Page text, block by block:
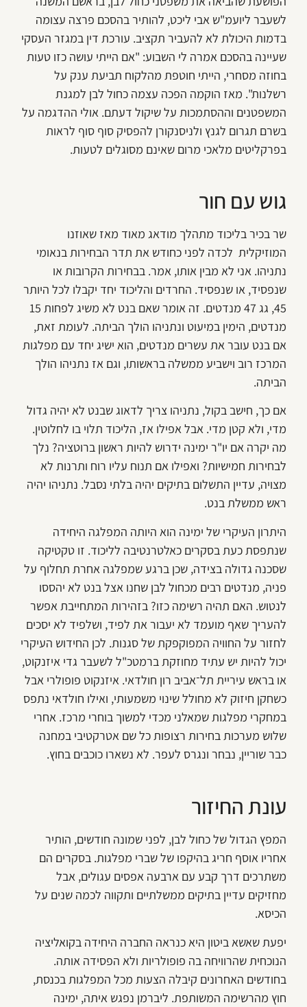
לשעבר ליועמ"ש אבי ליכט, להותיר בהסכם פרצה עצומה
בדמות היכולת לא להעביר תקציב. עורכת דין במגזר העסקי
שעיינה בהסכם אמרה לי השבוע: "אם הייתי עושה כזו טעות
בחוזה מסחרי, הייתי חוטפת מהלקוח תביעת ענק על
רשלנות". מאז הוקמה הפכה עצמה כחול לבן למגנת
המשפטנים וההסתמכות על שיקול דעתם. אולי ההדגמה על
בשרם תגרום לגנץ ולניסנקורן להפסיק סוף סוף לראות
בפרקליטים מלאכי מרום שאינם מסוגלים לטעות.
גוש עם חור
שר בכיר בליכוד מתהלך מודאג מאוד מאז שאוזנו
המוזיקלית לכדה לפני כחודש את תדר הבחירות בנאומי
נתניהו. אני לא מבין אותו, אמר. בבחירות הקרובות או
שנפסיד, או שנפסיד. החרדים והליכוד יחד יקבלו לכל היותר
45, גג 47 מנדטים. זה אומר שאם בנט לא משיג לפחות 15
מנדטים, הימין במיעוט ונתניהו הולך הביתה. לעומת זאת,
אם בנט עובר את עשרים מנדטים, הוא ישיג יחד עם מפלגות
המרכז רוב וישביע ממשלה בראשותו, וגם אז נתניהו הולך
הביתה.
אם כך, חישב בקול, נתניהו צריך לדאוג שבנט לא יהיה גדול
מדי, ולא קטן מדי. אבל אפילו אז, הליכוד תלוי בו לחלוטין.
מה יקרה אם יו"ר ימינה ידרוש להיות ראשון ברוטציה? נלך
לבחירות חמישיות? ואפילו אם תנוח עליו רוח ותרנות לא
מצויה, עדיין התשלום בתיקים יהיה בלתי נסבל. נתניהו יהיה
ראש ממשלת בנט.
היתרון העיקרי של ימינה הוא היותה המפלגה היחידה
שנתפסת כעת בסקרים כאלטרנטיבה לליכוד. זו טקטיקה
שסכנה גדולה בצידה, שכן ברגע שמפלגה אחרת תחלוף על
פניה, מנדטים רבים מכחול לבן שחנו אצל בנט לא יהססו
לנטוש. האם תהיה רשימה כזו? בזהירות המתחייבת אפשר
להעריך שאף מועמד לא יעבור את לפיד, ושלפיד לא יסכים
לחזור על החוויה המפוקפקת של סגנות. לכן החידוש העיקרי
יכול להיות יש עתיד מחוזקת ברמטכ"ל לשעבר גדי איזנקוט,
או בראש עיריית תל־אביב רון חולדאי. איזנקוט פופולרי אבל
כשחקן חיזוק לא מחולל שינוי משמעותי, ואילו חולדאי נתפס
במחקרי מפלגות שמאלני מכדי למשוך בוחרי מרכז. אחרי
שלוש מערכות בחירות רצופות כל שם אטרקטיבי במחנה
כבר שוריין, נבחר ונגרס לעפר. לא נשארו כוכבים בחוץ.
עונת החיזור
המפץ הגדול של כחול לבן, לפני שמונה חודשים, הותיר
אחריו אוסף חריג בהיקפו של שברי מפלגות. בסקרים הם
משתרכים דרך קבע עם ארבעה אפסים עגולים, אבל
מחזיקים עדיין בתיקים ממשלתיים ותקווה לכמה שנים על
הכיסא.
יפעת שאשא ביטון היא כנראה החברה היחידה בקואליציה
הנוכחית שהרוויחה בה פופולריות ולא הפסידה אותה.
בחודשים האחרונים קיבלה הצעות מכל המפלגות בכנסת,
חוץ מהרשימה המשותפת. ליברמן נפגש איתה, ימינה